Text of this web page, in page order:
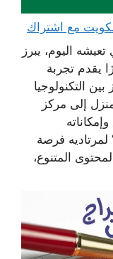
اليوم، يبرز
يقدم تجربة
التكنولوجيا
إلى مركز
فرصة
المتنوع،